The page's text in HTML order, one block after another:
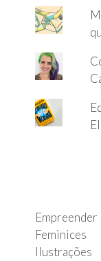
Empreender
Feminices
Ilustrações